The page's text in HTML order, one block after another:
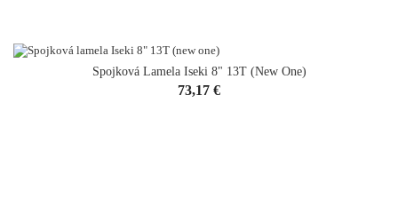
Spojková Lamela Iseki 8" 13T (new One)
Cena
73,17 €